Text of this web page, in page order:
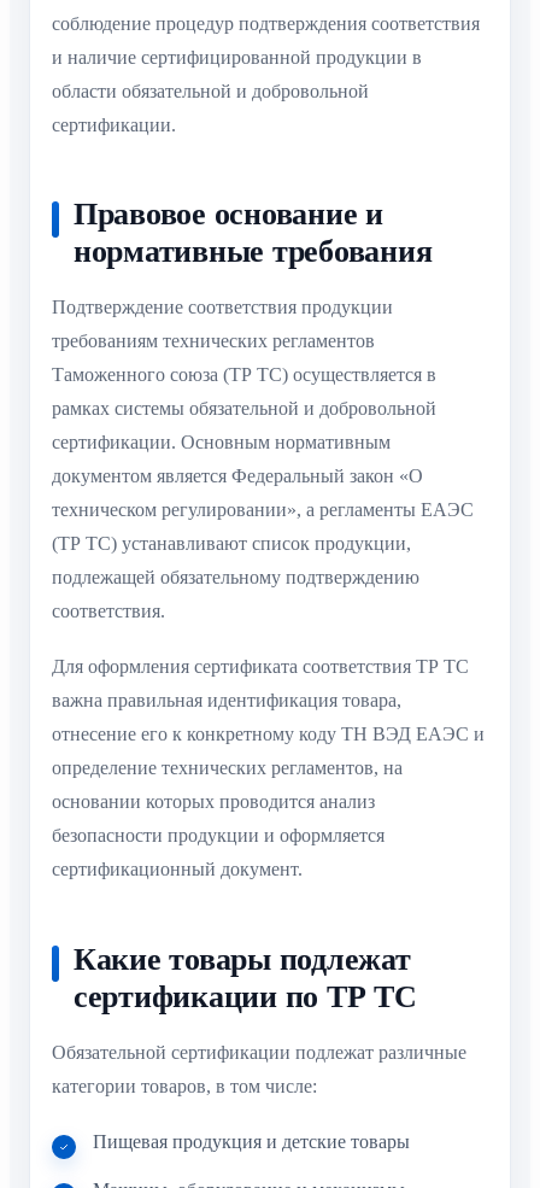
соблюдение процедур подтверждения соответствия
и наличие сертифицированной продукции в
области обязательной и добровольной
сертификации.
Правовое основание и
нормативные требования
Подтверждение соответствия продукции
требованиям технических регламентов
Таможенного союза (ТР ТС) осуществляется в
рамках системы обязательной и добровольной
сертификации. Основным нормативным
документом является Федеральный закон «О
техническом регулировании», а регламенты ЕАЭС
(ТР ТС) устанавливают список продукции,
подлежащей обязательному подтверждению
соответствия.
Для оформления сертификата соответствия ТР ТС
важна правильная идентификация товара,
отнесение его к конкретному коду ТН ВЭД ЕАЭС и
определение технических регламентов, на
основании которых проводится анализ
безопасности продукции и оформляется
сертификационный документ.
Какие товары подлежат
сертификации по ТР ТС
Обязательной сертификации подлежат различные
категории товаров, в том числе:
Пищевая продукция и детские товары